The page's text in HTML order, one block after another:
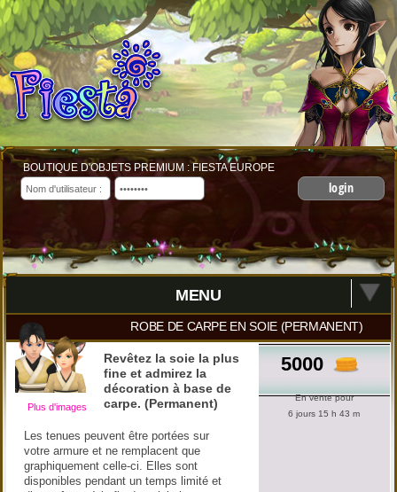
BOUTIQUE D'OBJETS PREMIUM : FIESTA EUROPE
login
MENU
ROBE DE CARPE EN SOIE (PERMANENT)
5000
En vente pour
6 jours 15 h 43 m
Plus d'images
Revêtez la soie la plus
fine et admirez la
décoration à base de
carpe. (Permanent)
Les tenues peuvent être portées sur
votre armure et ne remplacent que
graphiquement celle-ci. Elles sont
disponibles pendant un temps limité et